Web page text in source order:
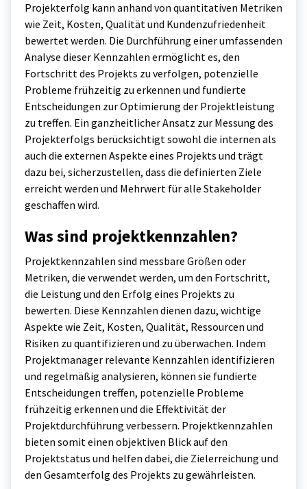
Projekterfolg kann anhand von quantitativen Metriken
wie Zeit, Kosten, Qualität und Kundenzufriedenheit
bewertet werden. Die Durchführung einer umfassenden
Analyse dieser Kennzahlen ermöglicht es, den
Fortschritt des Projekts zu verfolgen, potenzielle
Probleme frühzeitig zu erkennen und fundierte
Entscheidungen zur Optimierung der Projektleistung
zu treffen. Ein ganzheitlicher Ansatz zur Messung des
Projekterfolgs berücksichtigt sowohl die internen als
auch die externen Aspekte eines Projekts und trägt
dazu bei, sicherzustellen, dass die definierten Ziele
erreicht werden und Mehrwert für alle Stakeholder
geschaffen wird.
Was sind projektkennzahlen?
Projektkennzahlen sind messbare Größen oder
Metriken, die verwendet werden, um den Fortschritt,
die Leistung und den Erfolg eines Projekts zu
bewerten. Diese Kennzahlen dienen dazu, wichtige
Aspekte wie Zeit, Kosten, Qualität, Ressourcen und
Risiken zu quantifizieren und zu überwachen. Indem
Projektmanager relevante Kennzahlen identifizieren
und regelmäßig analysieren, können sie fundierte
Entscheidungen treffen, potenzielle Probleme
frühzeitig erkennen und die Effektivität der
Projektdurchführung verbessern. Projektkennzahlen
bieten somit einen objektiven Blick auf den
Projektstatus und helfen dabei, die Zielerreichung und
den Gesamterfolg des Projekts zu gewährleisten.